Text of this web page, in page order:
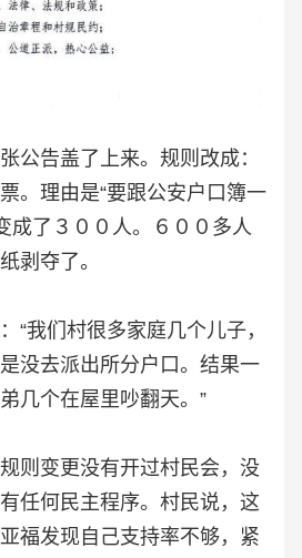
公告盖了上来。规则改成：
。理由是“要跟公安户口簿一
成了３００人。６００多人
剥夺了。
“我们村很多家庭几个儿子，
没去派出所分户口。结果一
几个在屋里吵翻天。”
则变更没有开过村民会，没
任何民主程序。村民说，这
福发现自己支持率不够，紧